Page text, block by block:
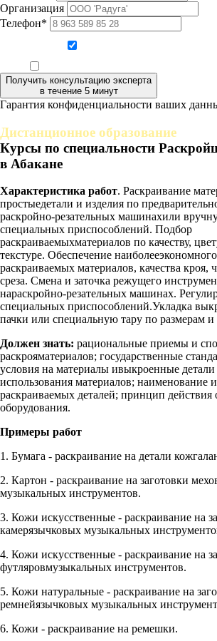
Организация
Телефон*
Получить консультацию эксперта
в течение 5 минут
Гарантия конфиденциальности ваших
Дистанционное образование
Курсы по специальности
в Абакане
Характеристика работ. Раскраивание
простыедетали и изделия по
раскройно-резательных машинахили
специальных приспособлений. Подбор
раскраиваемыхматериалов по качеству,
текстуре. Обеспечение
раскраиваемых материалов, качества кроя,
среза. Смена и заточка режущего
нараскройно-резательных машинах.
специальных приспособлений.Укладка
пачки или специальную тару по размерам
Должен знать: рациональные приемы и
раскрояматериалов; государственные
условия на материалы ивыкроенные
использования материалов; наименование
раскраиваемых деталей; принцип действия
оборудования.
Примеры работ
1. Бумага - раскраивание на детали
2. Картон - раскраивание на заготовки
музыкальных инструментов.
3. Кожи искусственные - раскраивание на
камерязычковых музыкальных
4. Кожи искусственные - раскраивание на
футляровмузыкальных инструментов.
5. Кожи натуральные - раскраивание на
ремнейязычковых музыкальных
6. Кожи - раскраивание на ремешки.